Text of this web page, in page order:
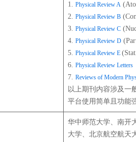
1. Physical Review A
2. Physical Review B
3. Physical Review C
4. Physical Review D
5. Physical Review E
6. Physical Review Letters
7. Reviews of Modern
以上期刊内容涉及一
平台使用简单且功能
华中师范大学、南开
大学、北京航空航天